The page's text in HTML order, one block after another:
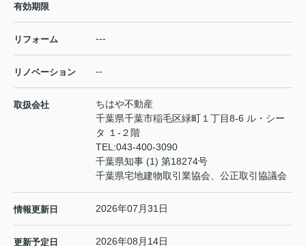
有効期限
リフォーム ---
リノベーション --
取扱会社
ちはや不動産
千葉県千葉市稲毛区緑町１丁目8-6 ル・シー
タ １-２階
TEL:043-400-3090
千葉県知事 (1) 第18274号
千葉県宅地建物取引業協会、公正取引協議会
情報更新日 2026年07月31日
更新予定日 2026年08月14日